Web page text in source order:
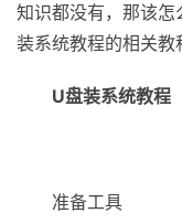
知识都没有，那该
装系统教程的相关
U盘装系统教程
准备工具